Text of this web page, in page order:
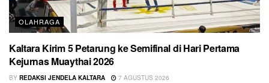
OLAHRAGA
Kaltara Kirim 5 Petarung ke Semifinal di Hari Pertama
Kejurnas Muaythai 2026
BY REDAKSI JENDELA KALTARA 7 AGUSTUS 2026